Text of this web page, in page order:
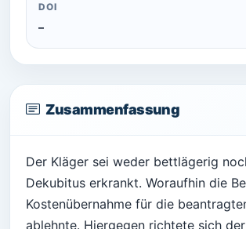
DOI
–
Zusammenfassung
Der Kläger sei weder bettlägerig
Dekubitus erkrankt. Woraufhin die
Kostenübernahme für die
ablehnte. Hiergegen richtete sich